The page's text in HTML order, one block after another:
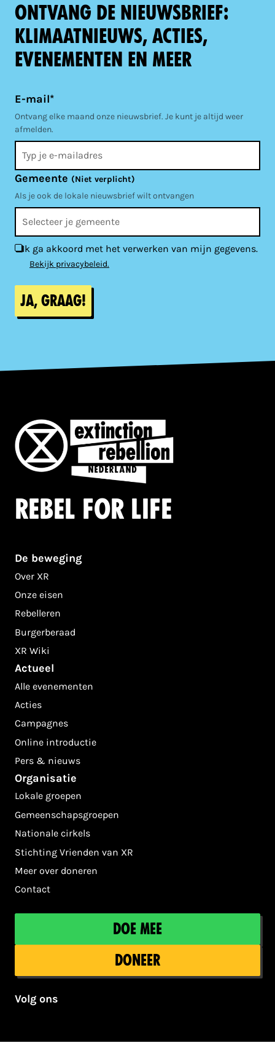
Ontvang de nieuwsbrief:
klimaatnieuws, acties,
evenementen en meer
E-mail*
Ontvang elke maand onze nieuwsbrief. Je kunt je altijd weer
afmelden.
Gemeente (Niet verplicht)
Als je ook de lokale nieuwsbrief wilt ontvangen
Ik ga akkoord met het verwerken van mijn gegevens.
Bekijk privacybeleid.
Ja, graag!
Rebel for life
De beweging
Over XR
Onze eisen
Rebelleren
Burgerberaad
XR Wiki
Actueel
Alle evenementen
Acties
Campagnes
Online introductie
Pers & nieuws
Organisatie
Lokale groepen
Gemeenschapsgroepen
Nationale cirkels
Stichting Vrienden van XR
Meer over doneren
Contact
Doe mee
Doneer
Volg ons